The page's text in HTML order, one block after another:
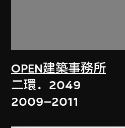
OPEN建築事務所
二環．2049
2009–2011